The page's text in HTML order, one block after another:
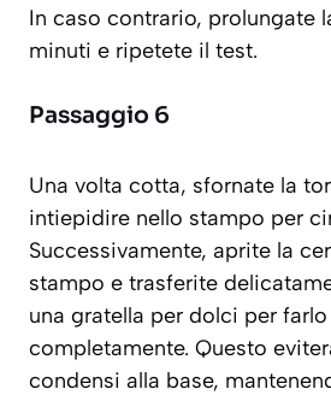
In caso contrario, prolungate
minuti e ripetete il test.
Passaggio 6
Una volta cotta, sfornate la
intiepidire nello stampo per
Successivamente, aprite la
stampo e trasferite
una gratella per dolci per
completamente. Questo
condensi alla base,